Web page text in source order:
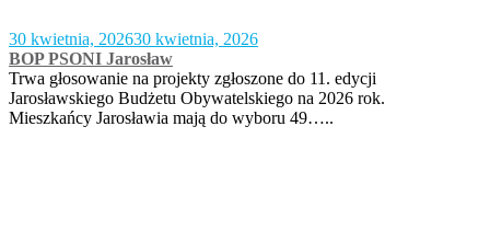
30 kwietnia, 202630 kwietnia, 2026
BOP PSONI Jarosław
Trwa głosowanie na projekty zgłoszone do 11. edycji
Jarosławskiego Budżetu Obywatelskiego na 2026 rok.
Mieszkańcy Jarosławia mają do wyboru 49…..